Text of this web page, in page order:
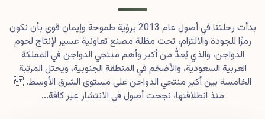
بدأت رحلتنا في أصول عام 2013 برؤية طموحة وإيمان قوي بأن نكون
رمزًا للجودة والالتزام، تحت مظلة مصنع تعاونية عسير لإنتاج لحوم
الدواجن، والذي يُعدُّ من أكبر وأهم منتجي الدواجن في المملكة
العربية السعودية، والأضخم في المنطقة الجنوبية، ويحتل المرتبة
الخامسة بين أكبر منتجي الدواجن على مستوى الشرق الأوسط.
منذ انطلاقتها، نجحت أصول في الانتشار عبر كافة...